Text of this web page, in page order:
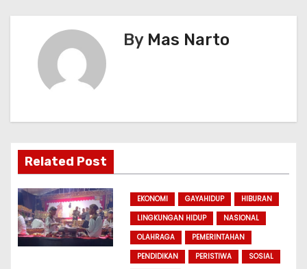
a
a
t
i
o
n
By Mas Narto
Related Post
EKONOMI GAYAHIDUP
HIBURAN
LINGKUNGAN HIDUP
NASIONAL
OLAHRAGA
PEMERINTAHAN
PENDIDIKAN
PERISTIWA
SOSIAL